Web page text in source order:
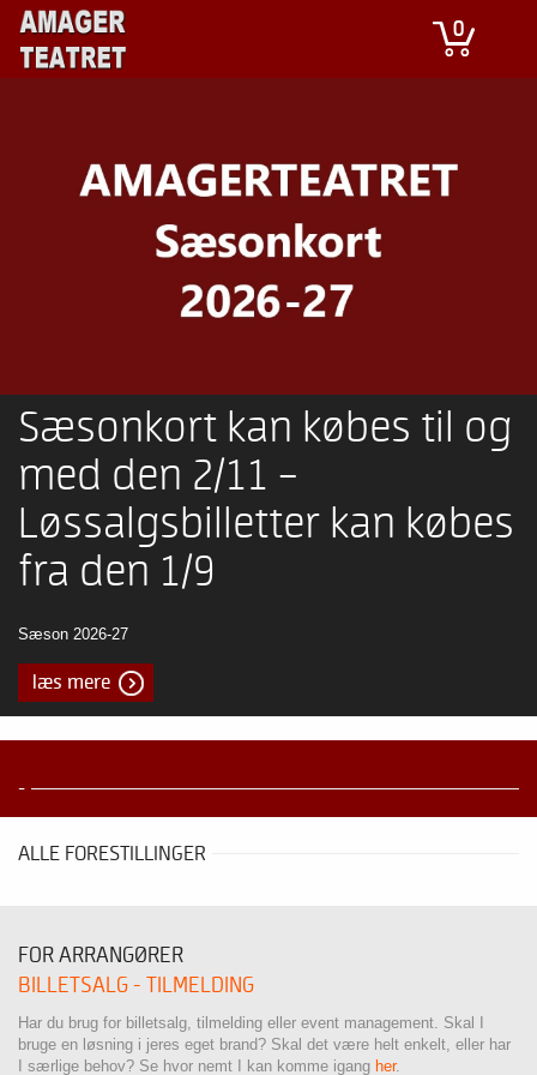
0
Sæsonkort kan købes til og
med den 2/11 –
Løssalgsbilletter kan købes
fra den 1/9
Sæson 2026-27
læs mere
-
ALLE FORESTILLINGER
FOR ARRANGØRER
BILLETSALG - TILMELDING
Har du brug for billetsalg, tilmelding eller event management. Skal I
bruge en løsning i jeres eget brand? Skal det være helt enkelt, eller har
I særlige behov? Se hvor nemt I kan komme igang her.